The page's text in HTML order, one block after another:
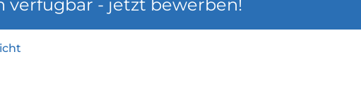
verfügbar - jetzt bewerben!